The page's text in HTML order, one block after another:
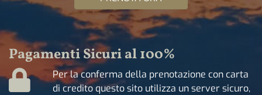
Pagamenti Sicuri al 100%
Per la conferma della prenotazione con carta
di credito questo sito utilizza un server sicuro,